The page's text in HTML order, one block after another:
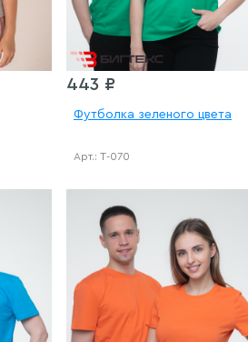
443 ₽
Футболка зеленого цвета
Арт.: Т-070